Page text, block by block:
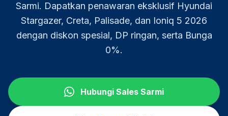
Sarmi. Dapatkan penawaran eksklusif Hyundai
Stargazer, Creta, Palisade, dan Ioniq 5 2026
dengan diskon spesial, DP ringan, serta Bunga
0%.
Hubungi Sales Sarmi